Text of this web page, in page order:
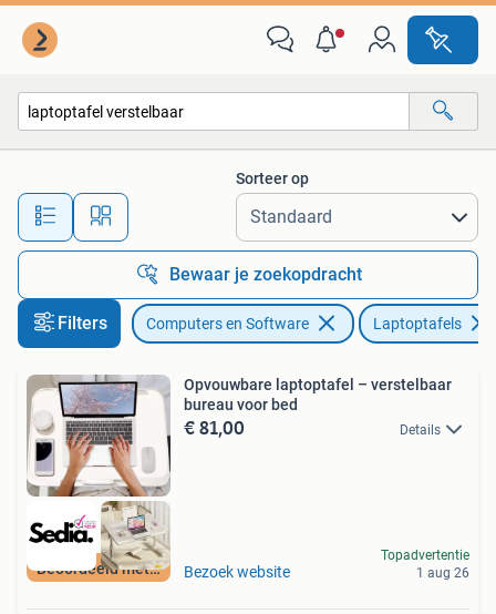
Alle afstanden…
Sorteer op
Bewaar je zoekopdracht
Filters Computers en Software Laptoptafels
Beoordeeld met 9+
Opvouwbare laptoptafel – verstelbaar
bureau voor bed
€ 81,00 Details
Bezoek website
Topadvertentie
1 aug 26